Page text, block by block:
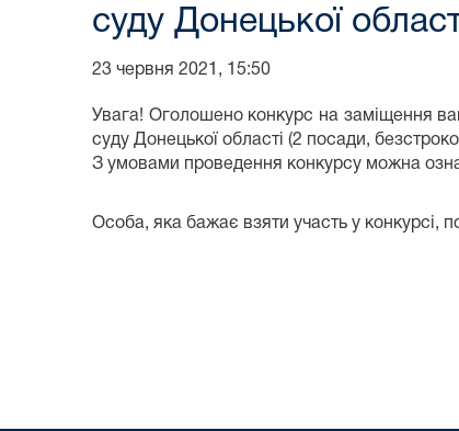
суду Донецької
23 червня 2021, 15:50
Увага! Оголошено конкурс на заміщення
суду Донецької області (2 посади,
З умовами проведення конкурсу можна
Особа, яка бажає взяти участь у конкурсі,